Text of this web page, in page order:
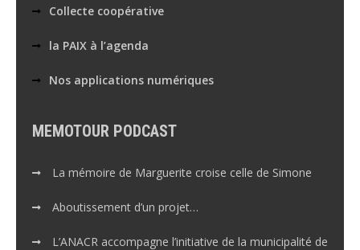
Collecte coopérative
la PAIX à l’agenda
Nos applications numériques
MEMOTOUR PODCAST
La mémoire de Marguerite croise celle de Simone
Aboutissement d’un projet…
L’ANACR accompagne l’initiative de la municipalité de